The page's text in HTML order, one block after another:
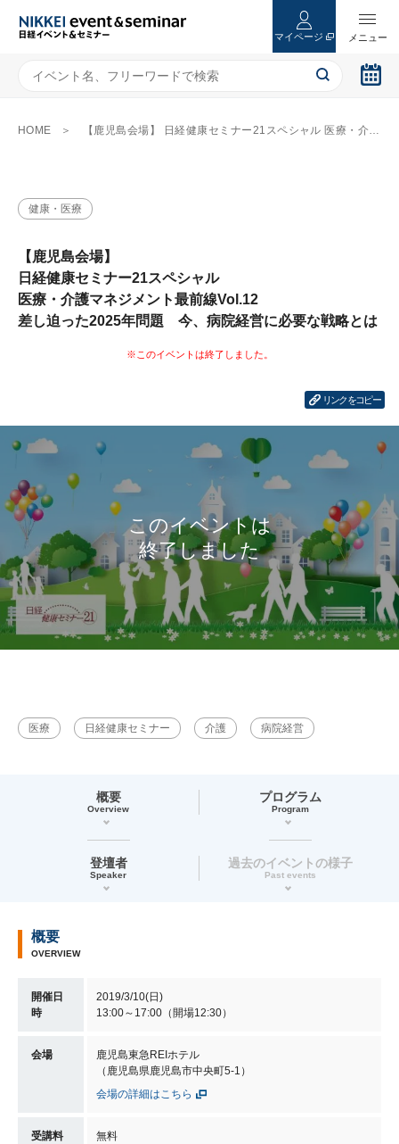
マイページ
HOME 【鹿児島会場】 日経健康セミナー21スペシャル 医療・介護マネジメント最前線Vol.12 差し迫った2025年問題 今、病院経営に必要な戦略とは
健康・医療
【鹿児島会場】
日経健康セミナー21スペシャル
医療・介護マネジメント最前線Vol.12
差し迫った2025年問題 今、病院経営に必要な戦略とは
リンクをコピー
医療 日経健康セミナー 介護 病院経営
概要
Overview
プログラム
Program
登壇者
Speaker
過去のイベントの様子
Past events
概要
OVERVIEW
開催日
時
2019/3/10(日)
13:00～17:00（開場12:30）
会場
鹿児島東急REIホテル
（鹿児島県鹿児島市中央町5-1）
会場の詳細はこちら
受講料 無料